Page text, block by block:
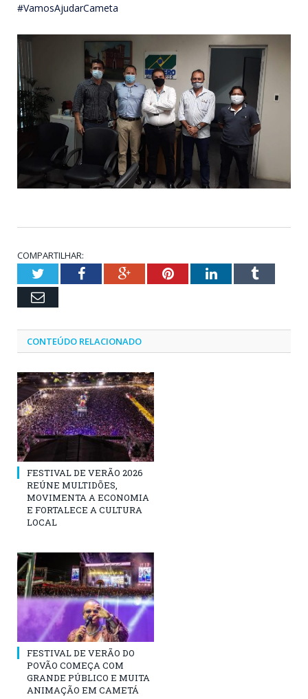
#VamosAjudarCameta
COMPARTILHAR:
TwitterFacebookGoogle+PinterestLinkedInTumblr
Email
CONTEÚDO RELACIONADO
FESTIVAL DE VERÃO 2026
REÚNE MULTIDÕES,
MOVIMENTA A ECONOMIA
E FORTALECE A CULTURA
LOCAL
FESTIVAL DE VERÃO DO
POVÃO COMEÇA COM
GRANDE PÚBLICO E MUITA
ANIMAÇÃO EM CAMETÁ